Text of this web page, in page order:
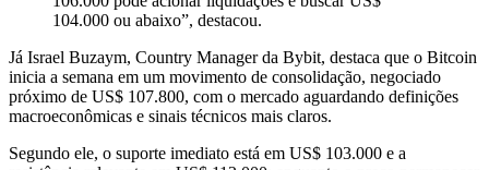
104.000 ou abaixo”, destacou.
Já Israel Buzaym, Country Manager da Bybit, destaca que o Bitcoin
inicia a semana em um movimento de consolidação, negociado
próximo de US$ 107.800, com o mercado aguardando definições
macroeconômicas e sinais técnicos mais claros.
Segundo ele, o suporte imediato está em US$ 103.000 e a